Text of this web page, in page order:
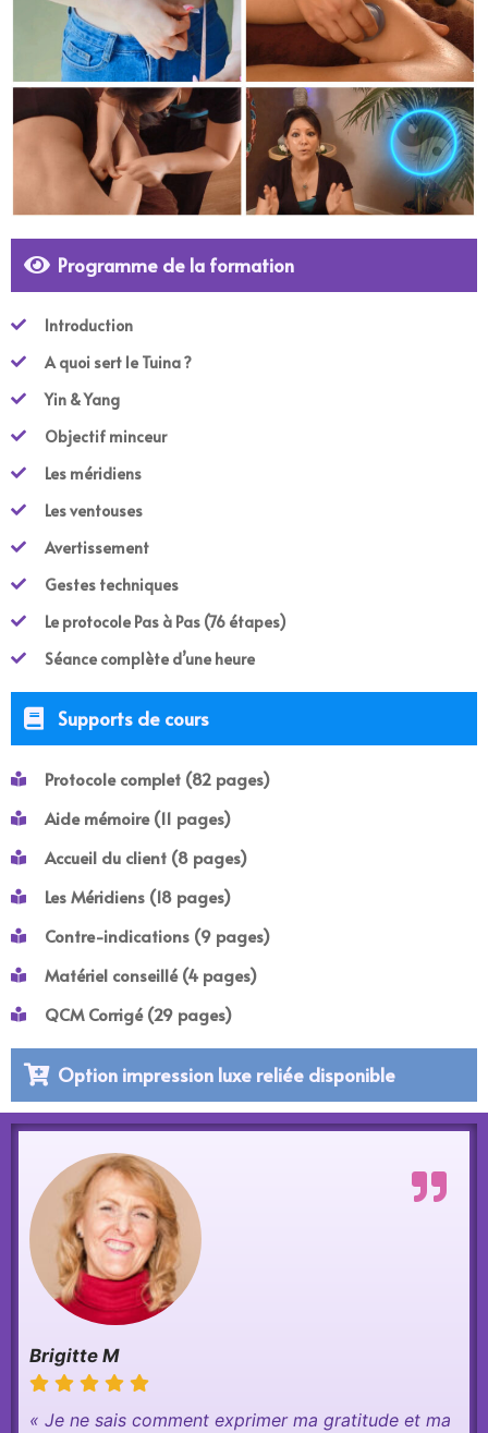
Programme de la formation​
Introduction
A quoi sert le Tuina ?
Yin & Yang
Objectif minceur
Les méridiens
Les ventouses
Avertissement
Gestes techniques
Le protocole Pas à Pas (76 étapes)
Séance complète d’une heure
Supports de cours​
Protocole complet (82 pages)
Aide mémoire (11 pages)
Accueil du client (8 pages)
Les Méridiens (18 pages)
Contre-indications (9 pages)
Matériel conseillé (4 pages)
QCM Corrigé (29 pages)
Option impression luxe reliée disponible
Brigitte M
« Je ne sais comment exprimer ma gratitude et ma